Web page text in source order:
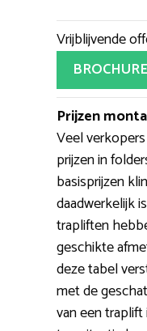
Vrijblijvende
Prijzen
Veel
prijzen in
basisprijzen
daadwerkelijk
trapliften
geschikte
deze tabel
met de
van een